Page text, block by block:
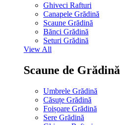
Ghiveci Rafturi
Canapele Grădină
Scaune Grădină
Bănci Grădină
Seturi Grădină
View All
Scaune de Grădină
Umbrele Grădină
Căsuțe Grădină
Foișoare Grădină
Sere Grădină